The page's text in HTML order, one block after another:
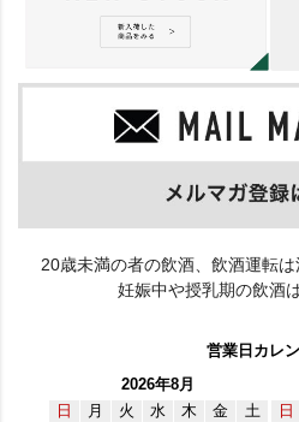
20歳未満の者の飲酒、飲酒運転は
妊娠中や授乳期の飲酒
営業日カレ
2026年8月
日
月 火 水 木 金
土
日